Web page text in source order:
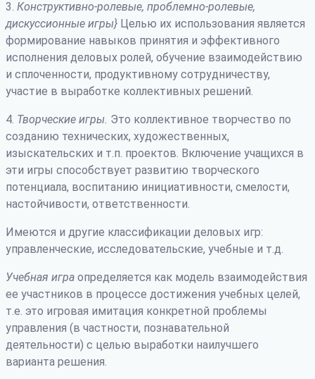
3. Конструктивно-ролевые, проблемно-ролевые,
дискуссионные игры} Целью их использования является
формирование навыков принятия и эффективного
исполнения деловых ролей, обучение взаимодействию
и сплоченности, продуктивному сотрудничеству,
участие в выработке коллективных решений.
4. Творческие игры. Это коллективное творчество по
созданию технических, художественных,
изыскательских и т.п. проектов. Включение учащихся в
эти игры способствует развитию творческого
потенциала, воспитанию инициативности, смелости,
настойчивости, ответственности.
Имеются и другие классификации деловых игр:
управленческие, исследовательские, учебные и т.д.
Учебная игра определяется как модель взаимодействия
ее участников в процессе достижения учебных целей,
т.е. это игровая имитация конкретной проблемы
управления (в частности, познавательной
деятельности) с целью выработки наилучшего
варианта решения.